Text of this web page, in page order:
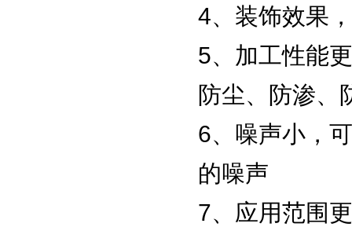
4、装饰效果
5、加工性能
防尘、防渗、
6、噪声小，
的噪声
7、应用范围